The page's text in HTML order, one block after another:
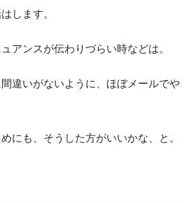
します。
アンスが伝わりづらい時などは。
違いがないように、ほぼメールでや
にも、そうした方がいいかな、と。